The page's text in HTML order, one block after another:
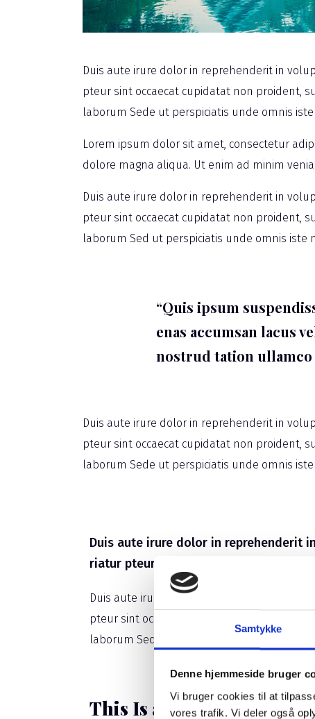
Samtykke
Denne hjemmeside bruger
Vi bruger cookies til at
vores trafik. Vi deler også
Duis aute irure dolor in reprehenderit in
pteur sint occaecat cupidatat non proident,
laborum Sede ut perspiciatis unde omnis
Lorem ipsum dolor sit amet, consectetur
dolore magna aliqua. Ut enim ad minim
Duis aute irure dolor in reprehenderit in
pteur sint occaecat cupidatat non proident,
laborum Sed ut perspiciatis unde omnis
“Quis ipsum
enas accumsan lacus
nostrud tation
Duis aute irure dolor in reprehenderit in
pteur sint occaecat cupidatat non proident,
laborum Sede ut perspiciatis unde omnis
Duis aute irure dolor in reprehenderit
riatur pteur sint occaecat cupidatat
Duis aute irure dolor in reprehenderit in
pteur sint occaecat cupidatat non proident,
laborum Sede ut perspiciatis unde omnis
This Is a Giant Shipworm